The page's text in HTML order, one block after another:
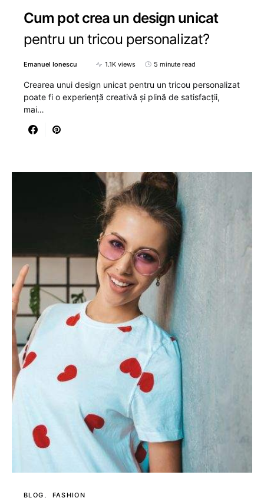
Cum pot crea un design unicat
pentru un tricou personalizat?
Emanuel Ionescu 1.1K views 5 minute read
Crearea unui design unicat pentru un tricou personalizat
poate fi o experiență creativă și plină de satisfacții,
mai…
BLOG FASHION